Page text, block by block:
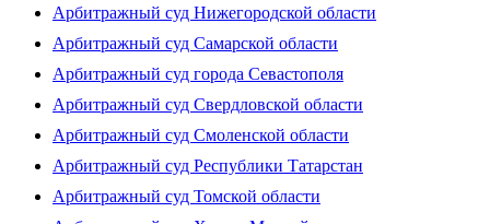
Арбитражный суд Нижегородской области
Арбитражный суд Самарской области
Арбитражный суд города Севастополя
Арбитражный суд Свердловской области
Арбитражный суд Смоленской области
Арбитражный суд Республики Татарстан
Арбитражный суд Томской области